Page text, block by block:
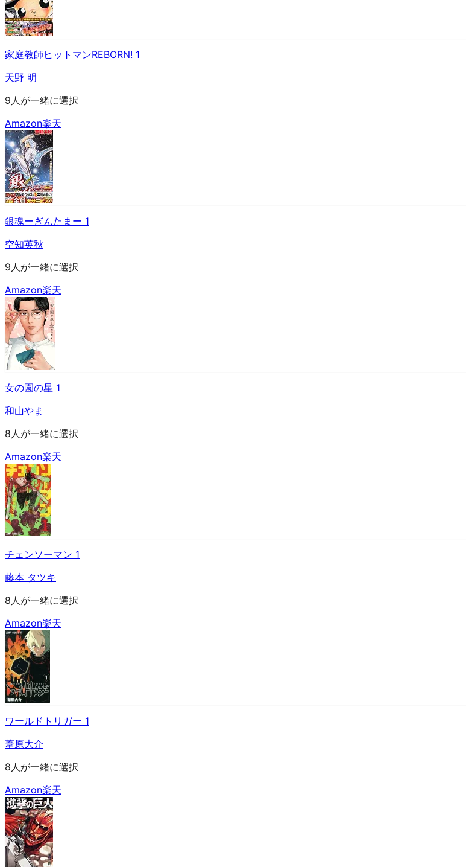
家庭教師ヒットマンREBORN! 1
天野 明
9人が一緒に選択
Amazon楽天
銀魂ーぎんたまー 1
空知英秋
9人が一緒に選択
Amazon楽天
女の園の星 1
和山やま
8人が一緒に選択
Amazon楽天
チェンソーマン 1
藤本 タツキ
8人が一緒に選択
Amazon楽天
ワールドトリガー 1
葦原大介
8人が一緒に選択
Amazon楽天